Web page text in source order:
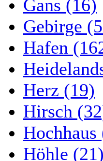
Gans (16)
Gebirge
Hafen
Herz (19)
Hirsch
Hochhaus
Höhle (21)